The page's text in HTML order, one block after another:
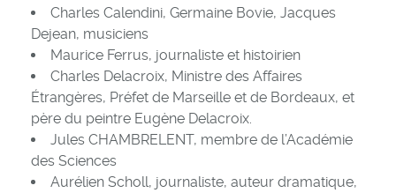
Charles Calendini, Germaine Bovie, Jacques
Dejean, musiciens
Maurice Ferrus, journaliste et histoirien
Charles Delacroix, Ministre des Affaires
Étrangères, Préfet de Marseille et de Bordeaux, et
père du peintre Eugène Delacroix.
Jules CHAMBRELENT, membre de l’Académie
des Sciences
Aurélien Scholl, journaliste, auteur dramatique,